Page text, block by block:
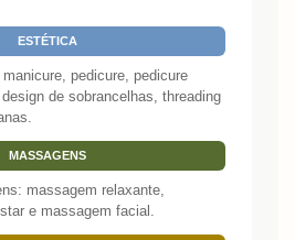
ESTÉTICA
pedicure, pedicure
de sobrancelhas, threading
MASSAGENS
massagem relaxante,
e massagem facial.